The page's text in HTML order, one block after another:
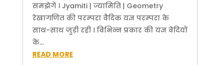
समझेगें । Jyamiti | ज्यामिति | Geometry
रेखागणित की परम्परा वैदिक यज्ञ परम्परा के
साथ-साथ जुड़ी रही । विभिन्न प्रकार की यज्ञ वेदियों
के...
READ MORE